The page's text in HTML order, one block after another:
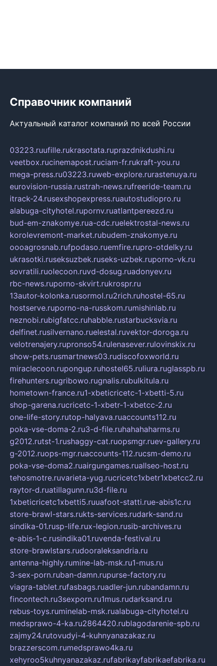
Справочник компаний
Актуальный каталог компаний по всей России
03223.ruufille.rukrasotata.ruprazdnikdushi.ru
veetbox.rucinemapost.ruciam-fr.rukraft-you.ru
mega-press.ru03223.ruweb-explore.rurastenuya.ru
eurovision-russia.rustrah-news.rufreeride-team.ru
itrack-24.rusexshopexpress.ruautostudiopro.ru
alabuga-cityhotel.rupornv.ruatlantpereezd.ru
bud-em-znakomye.rua-cdc.ruelektrostal-news.ru
korolevremont-market.rubudem-znakomye.ru
oooagrosnab.rufpodaso.ruemfire.rupro-otdelky.ru
ukrasotki.ruseksuzbek.ruseks-uzbek.ruporno-vk.ru
sovratili.ruolecoon.ruvd-dosug.ruadonyev.ru
rbc-news.ruporno-skvirt.rukrospr.ru
13autor-kolonka.rusormol.ru2rich.ruhostel-65.ru
hostserve.ruporno-na-russkom.rumishinlab.ru
neznobi.rubigfatcc.ruhabble.rustarbucksvia.ru
delfinet.rusilvernano.ruelestal.ruvektor-doroga.ru
velotrenajery.rupronso54.rulenasever.rulovinskix.ru
show-pets.rusmartnews03.rudiscofoxworld.ru
miraclecoon.rupongup.ruhostel65.ruliura.ruglasspb.ru
firehunters.rugribowo.rugnalis.rubulkitula.ru
hometown-france.ru1-xbeticricetc-1-xbetti-5.ru
shop-garena.rucricetc-1-xbetr-1-xbetcc-2.ru
one-life-story.rutop-halyava.ruaccounts112.ru
poka-vse-doma-2.ru3-d-file.ruhahahaharms.ru
g2012.rutst-1.rushaggy-cat.ruopsmgr.ruev-gallery.ru
g-2012.ruops-mgr.ruaccounts-112.rucsm-demo.ru
poka-vse-doma2.ruairgungames.ruallseo-host.ru
tehosmotre.ruvarieta-yug.rucricetc1xbetr1xbetcc2.ru
raytor-d.ruatillagunn.ru3d-file.ru
1xbeticricetc1xbetti5.ruuafoot-statti.rue-abis1c.ru
store-brawl-stars.rukts-services.rudark-sand.ru
sindika-01.rusp-life.rux-legion.rusib-archives.ru
e-abis-1-c.rusindika01.ruvenda-festival.ru
store-brawlstars.rudooraleksandria.ru
antenna-highly.rumine-lab-msk.ru1-mus.ru
3-sex-porn.ruban-damn.rupurse-factory.ru
viagra-tablet.rufasbags.ruadler-jun.rubandamn.ru
fincontech.ru3sexporn.ru1mus.rudarksand.ru
rebus-toys.ruminelab-msk.rualabuga-cityhotel.ru
medsprawo-4-ka.ru2864420.rublagodarenie-spb.ru
zajmy24.rutovudyi-4-kuhnyanazakaz.ru
brazzerscom.rumedsprawo4ka.ru
xehyroo5kuhnyanazakaz.rufabrikayfabrikaefabrika.ru